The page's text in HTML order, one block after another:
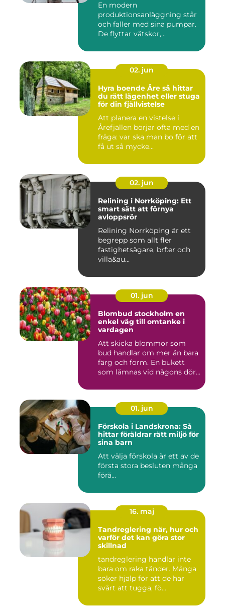
En modern
produktionsanläggning står
och faller med sina pumpar.
De flyttar vätskor,...
02. jun
Hyra boende Åre så hittar
du rätt lägenhet eller stuga
för din fjällvistelse
Att planera en vistelse i
Årefjällen börjar ofta med en
fråga: var ska man bo för att
få ut så mycke...
02. jun
Relining i Norrköping: Ett
smart sätt att förnya
avloppsrör
Relining Norrköping är ett
begrepp som allt fler
fastighetsägare, brf:er och
villa&au...
01. jun
Blombud stockholm en
enkel väg till omtanke i
vardagen
Att skicka blommor som
bud handlar om mer än bara
färg och form. En bukett
som lämnas vid någons dör...
01. jun
Förskola i Landskrona: Så
hittar föräldrar rätt miljö för
sina barn
Att välja förskola är ett av de
första stora besluten många
förä...
16. maj
Tandreglering när, hur och
varför det kan göra stor
skillnad
tandreglering handlar inte
bara om raka tänder. Många
söker hjälp för att de har
svårt att tugga, fö...